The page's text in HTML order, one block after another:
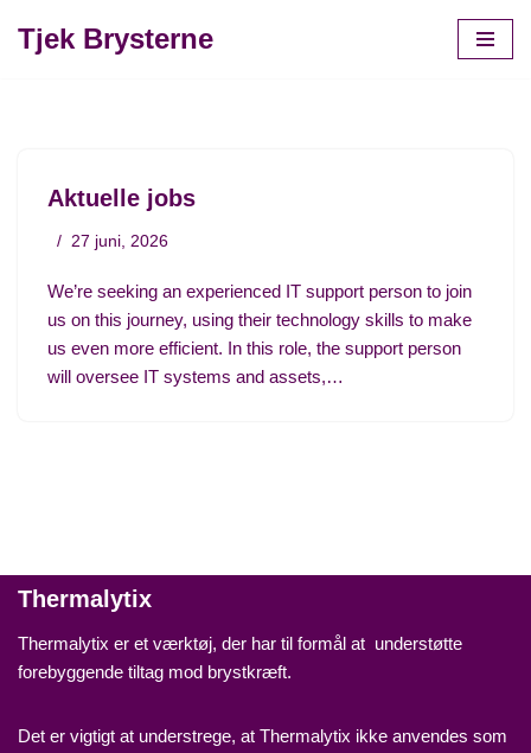
Tjek Brysterne
Aktuelle jobs
27 juni, 2026
We’re seeking an experienced IT support person to join
us on this journey, using their technology skills to make
us even more efficient. In this role, the support person
will oversee IT systems and assets,…
Thermalytix
Thermalytix er et værktøj, der har til formål at understøtte
forebyggende tiltag mod brystkræft.
Det er vigtigt at understrege, at Thermalytix ikke anvendes som